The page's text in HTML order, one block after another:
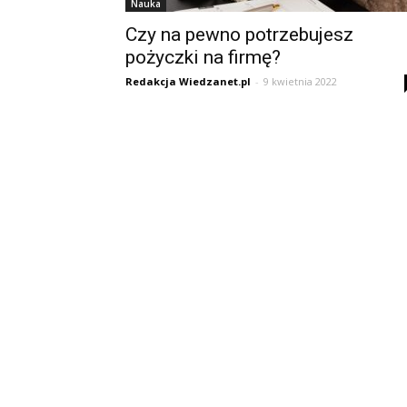
Nauka
Czy na pewno potrzebujesz
pożyczki na firmę?
Redakcja Wiedzanet.pl - 9 kwietnia 2022